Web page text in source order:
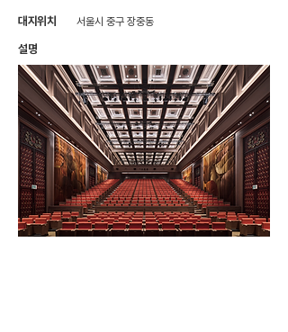
대지위치 서울시 중구 장중동
설명